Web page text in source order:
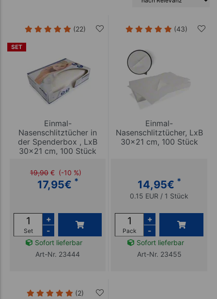
SET
(22)
Einmal-
Nasenschlitztücher in
der Spenderbox , LxB
30x21 cm, 100 Stück
19,90 € (-10 %)
17,95€ *
Set
+
-
Sofort lieferbar
Art-Nr. 23444
(43)
Einmal-
Nasenschlitztücher, LxB
30x21 cm, 100 Stück
14,95€ *
0.15 EUR / 1 Stück
Pack
+
-
Sofort lieferbar
Art-Nr. 23455
(2)